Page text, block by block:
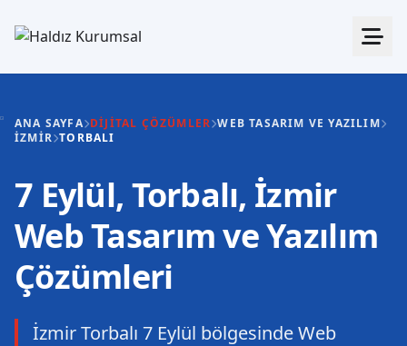
ANA SAYFA DIJITAL ÇÖZÜMLER WEB TASARIM VE YAZILIM
İZMIR TORBALI
7 Eylül, Torbalı, İzmir
Web Tasarım ve Yazılım
Çözümleri
İzmir Torbalı 7 Eylül bölgesinde Web